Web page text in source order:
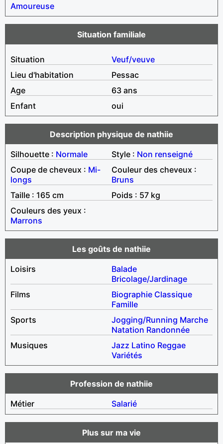
Amoureuse
Situation familiale
Situation
Veuf/veuve
Lieu d'habitation
Pessac
Age
63 ans
Enfant
oui
Description physique de nathiie
Silhouette : Normale Style : Non renseigné
Coupe de cheveux : Mi-
longs
Couleur des cheveux :
Bruns
Taille : 165 cm
Poids : 57 kg
Couleurs des yeux :
Marrons
Les goûts de nathiie
Loisirs
Balade
Bricolage/Jardinage
Films
Biographie Classique
Famille
Sports
Jogging/Running Marche
Natation Randonnée
Musiques
Jazz Latino Reggae
Variétés
Profession de nathiie
Métier
Salarié
Plus sur ma vie